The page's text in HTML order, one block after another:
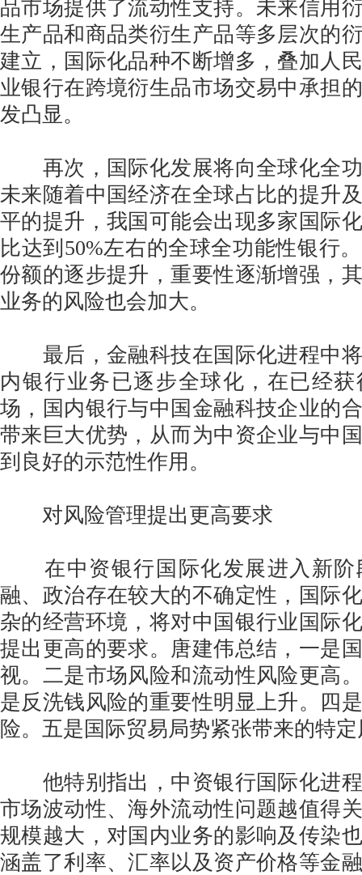
品市场提供了流动性支持。未来信用
生产品和商品类衍生产品等多层次的
建立，国际化品种不断增多，叠加人
业银行在跨境衍生品市场交易中承担
发凸显。
再次，国际化发展将向全球化全功
未来随着中国经济在全球占比的提升
平的提升，我国可能会出现多家国际
比达到50%左右的全球全功能性银行
份额的逐步提升，重要性逐渐增强，
业务的风险也会加大。
最后，金融科技在国际化进程中将
内银行业务已逐步全球化，在已经
场，国内银行与中国金融科技企业的
带来巨大优势，从而为中资企业与中
到良好的示范性作用。
对风险管理提出更高要求
在中资银行国际化发展进入新阶
融、政治存在较大的不确定性，国际
杂的经营环境，将对中国银行业国际
提出更高的要求。唐建伟总结，一是
视。二是市场风险和流动性风险更高
是反洗钱风险的重要性明显上升。四
险。五是国际贸易局势紧张带来的特
他特别指出，中资银行国际化进程
市场波动性、海外流动性问题越值得
规模越大，对国内业务的影响及传染
涵盖了利率、汇率以及资产价格等金